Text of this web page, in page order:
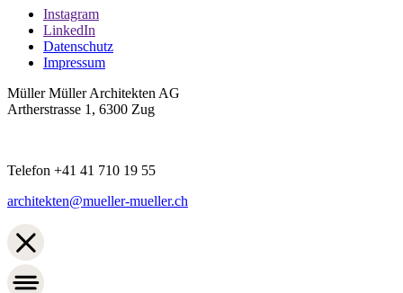
Instagram
LinkedIn
Datenschutz
Impressum
Müller Müller Architekten AG
Artherstrasse 1, 6300 Zug
Telefon +41 41 710 19 55
architekten@mueller-mueller.ch